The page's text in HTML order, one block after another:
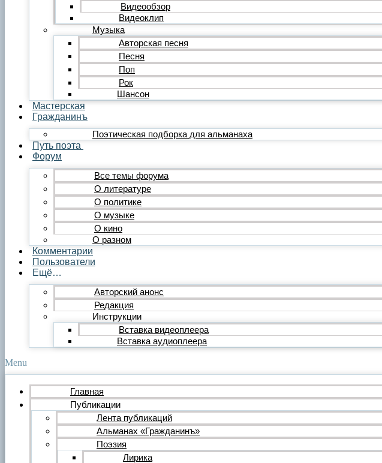
Видеообзор
Видеоклип
Музыка
Авторская песня
Песня
Поп
Рок
Шансон
Мастерская
Гражданинъ
Поэтическая подборка для альманаха
Путь поэта
Форум
Все темы форума
О литературе
О политике
О музыке
О кино
О разном
Комментарии
Пользователи
Ещё…
Авторский анонс
Редакция
Инструкции
Вставка видеоплеера
Вставка аудиоплеера
Menu
Главная
Публикации
Лента публикаций
Альманах «Гражданинъ»
Поэзия
Лирика
Публикации
Лента публикаций
Альманах «Гражданинъ»
Поэзия
Лирика
Лирика любовная
Лирика гражданская
Лирика философская
Лирика религиозная
Лирика пейзажная
Твёрдые формы
Проза
Рассказ
Повесть
Миниатюра
Сатира и юмор
Сказка
Публицистика
Статья
Обзор
Очерк
Эссе
Интервью
Критика
Критический разбор
Видео
Видеопоэзия
Фильм
Видеообзор
Видеоклип
Музыка
Песня
Поп
Рок
Шансон
Мастерская
Гражданинъ
Поэтическая подборка для альманаха
Путь поэта